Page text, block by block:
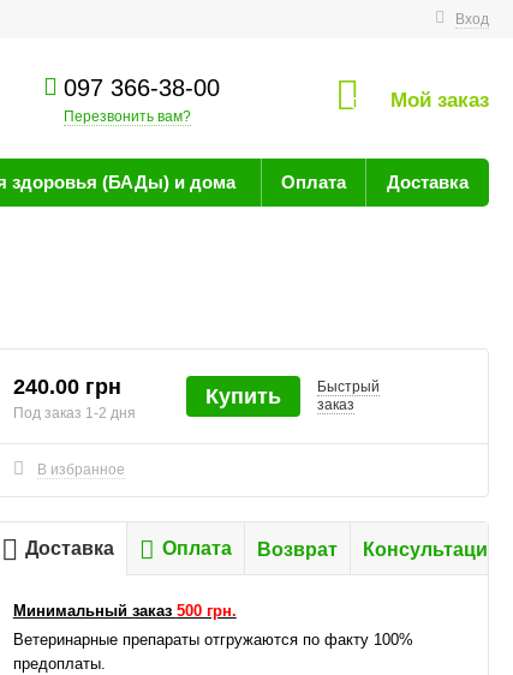
Вход
097 366-38-00
Перезвонить вам?
0 Мой заказ
здоровья (БАДы) и дома Оплата Доставка
240.00 грн
Под заказ 1-2 дня
Купить
Быстрый
заказ
В избранное
Доставка Оплата Возврат Консультация
Минимальный заказ 500 грн.
Ветеринарные препараты отгружаются по факту 100%
предоплаты.